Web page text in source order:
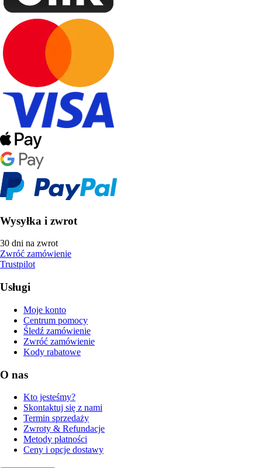
Wysyłka i zwrot
30 dni na zwrot
Zwróć zamówienie
Trustpilot
Usługi
Moje konto
Centrum pomocy
Śledź zamówienie
Zwróć zamówienie
Kody rabatowe
O nas
Kto jesteśmy?
Skontaktuj się z nami
Termin sprzedaży
Zwroty & Refundacje
Metody płatności
Ceny i opcje dostawy